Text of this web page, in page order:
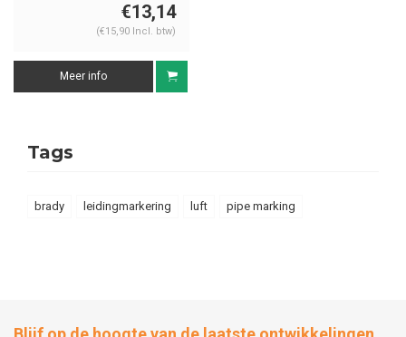
€13,14
(€15,90 Incl. btw)
Meer info
Tags
brady leidingmarkering luft pipe marking